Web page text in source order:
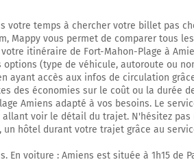
Abbeville
Rouen
Amiens
Paris
Berck
Boulogne
à droite et rejoindre la voie. Continuer
km
votre temps à chercher votre billet pas
Mappy vous permet de comparer tous
itinéraire de Fort-Mahon-Plage à
options (type de véhicule, autoroute ou
ayant accès aux infos de circulation
des économies sur le coût ou la durée
Amiens adapté à vos besoins. Le
allant voir le détail du trajet. N'hésitez
un hôtel durant votre trajet grâce au
En voiture : Amiens est située à 1h15 de